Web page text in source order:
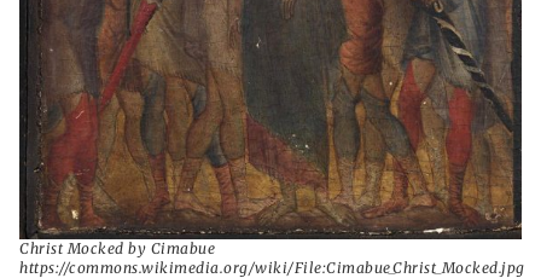
Christ Mocked by Cimabue
https://commons.wikimedia.org/wiki/File:Cimabue_Christ_Mocked.jpg